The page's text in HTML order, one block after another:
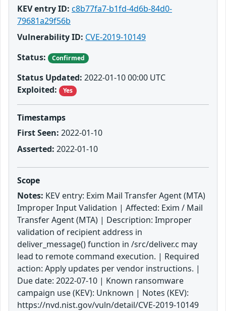
KEV entry ID: c8b77fa7-b1fd-4d6b-84d0-
79681a29f56b
Vulnerability ID: CVE-2019-10149
Status:
Confirmed
Status Updated: 2022-01-10 00:00 UTC
Exploited:
Yes
Timestamps
First Seen: 2022-01-10
Asserted: 2022-01-10
Scope
Notes: KEV entry: Exim Mail Transfer Agent (MTA)
Improper Input Validation | Affected: Exim / Mail
Transfer Agent (MTA) | Description: Improper
validation of recipient address in
deliver_message() function in /src/deliver.c may
lead to remote command execution. | Required
action: Apply updates per vendor instructions. |
Due date: 2022-07-10 | Known ransomware
campaign use (KEV): Unknown | Notes (KEV):
https://nvd.nist.gov/vuln/detail/CVE-2019-10149